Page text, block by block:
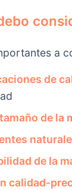
a
de
de la
de la
calidad-